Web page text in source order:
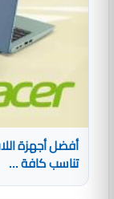
تناسب كافة ...